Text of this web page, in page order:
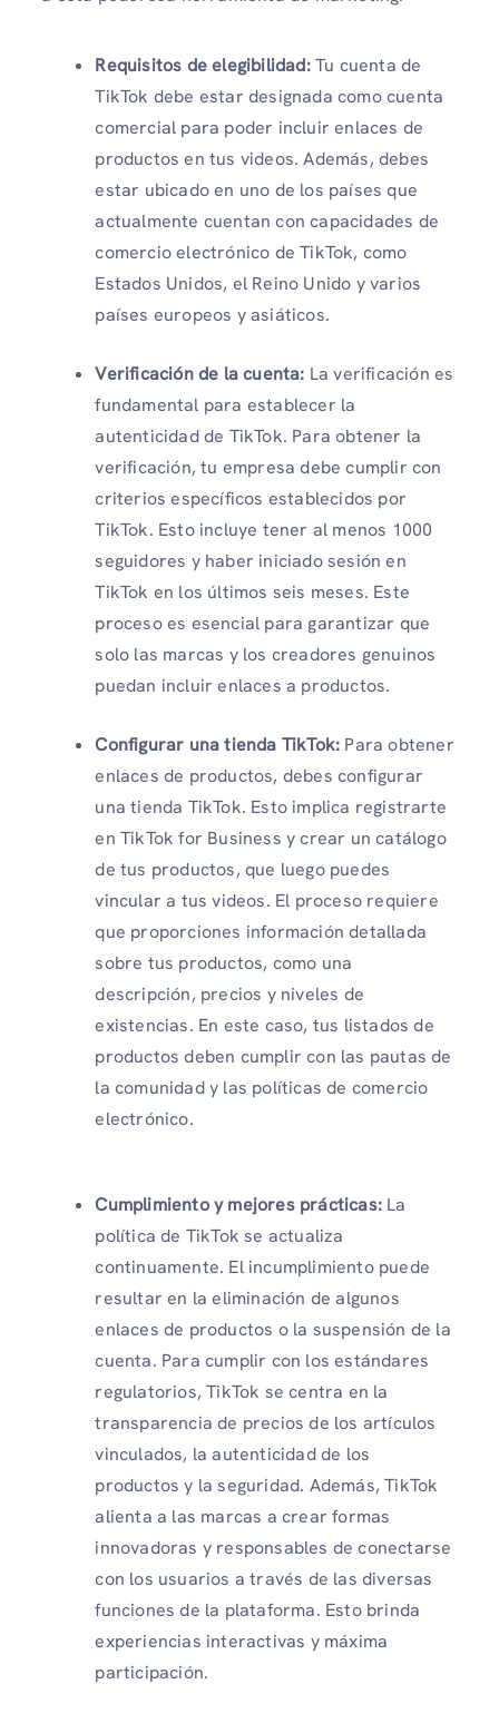
Requisitos de elegibilidad:Tu cuenta de
TikTok debe estar designada como cuenta
comercial para poder incluir enlaces de
productos en tus videos. Además, debes
estar ubicado en uno de los países que
actualmente cuentan con capacidades de
comercio electrónico de TikTok, como
Estados Unidos, el Reino Unido y varios
países europeos y asiáticos.
Verificación de la cuenta: La verificación es
fundamental para establecer la
autenticidad de TikTok. Para obtener la
verificación, tu empresa debe cumplir con
criterios específicos establecidos por
TikTok. Esto incluye tener al menos 1000
seguidores y haber iniciado sesión en
TikTok en los últimos seis meses. Este
proceso es esencial para garantizar que
solo las marcas y los creadores genuinos
puedan incluir enlaces a productos.
Configurar una tienda TikTok: Para obtener
enlaces de productos, debes configurar
una tienda TikTok. Esto implica registrarte
en TikTok for Business y crear un catálogo
de tus productos, que luego puedes
vincular a tus videos. El proceso requiere
que proporciones información detallada
sobre tus productos, como una
descripción, precios y niveles de
existencias. En este caso, tus listados de
productos deben cumplir con las pautas de
la comunidad y las políticas de comercio
electrónico.
Cumplimiento y mejores prácticas: La
política de TikTok se actualiza
continuamente. El incumplimiento puede
resultar en la eliminación de algunos
enlaces de productos o la suspensión de la
cuenta. Para cumplir con los estándares
regulatorios, TikTok se centra en la
transparencia de precios de los artículos
vinculados, la autenticidad de los
productos y la seguridad. Además, TikTok
alienta a las marcas a crear formas
innovadoras y responsables de conectarse
con los usuarios a través de las diversas
funciones de la plataforma. Esto brinda
experiencias interactivas y máxima
participación.